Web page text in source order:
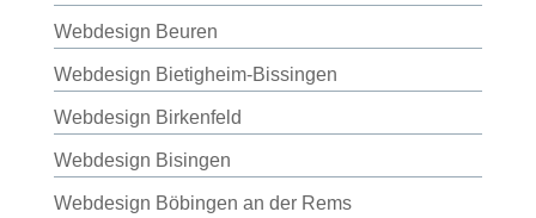
Webdesign Beuren
Webdesign Bietigheim-Bissingen
Webdesign Birkenfeld
Webdesign Bisingen
Webdesign Böbingen an der Rems